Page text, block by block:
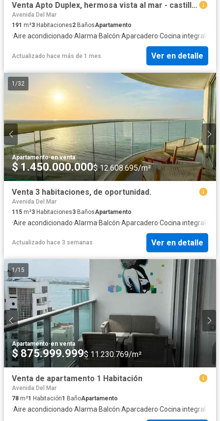
Venta Apto Duplex, hermosa vista al mar - castillogrande
Avenida Del Mar
191 m²3 Habitaciones2 BañosApartamento
·Aire acondicionado·Alarma·Balcón·Aparcadero·Cocina integral
Actualizado hace más de 1 mes Ver en detalle
1 /32
Apartamento·en venta
$ 1.450.000.000$ 12.608.695/m²
Venta 3 habitaciones, de oportunidad.
Avenida Del Mar
115 m²3 Habitaciones3 BañosApartamento
·Aire acondicionado·Alarma·Balcón·Aparcadero·Cocina integral
Actualizado hace 3 semanas Ver en detalle
1/15
Apartamento·en venta
$ 875.999.999$ 11.230.769/m²
Venta de apartamento 1 Habitación
Avenida Del Mar
78 m²1 Habitación1 BañoApartamento
·Aire acondicionado·Alarma·Balcón·Aparcadero·Cocina integral